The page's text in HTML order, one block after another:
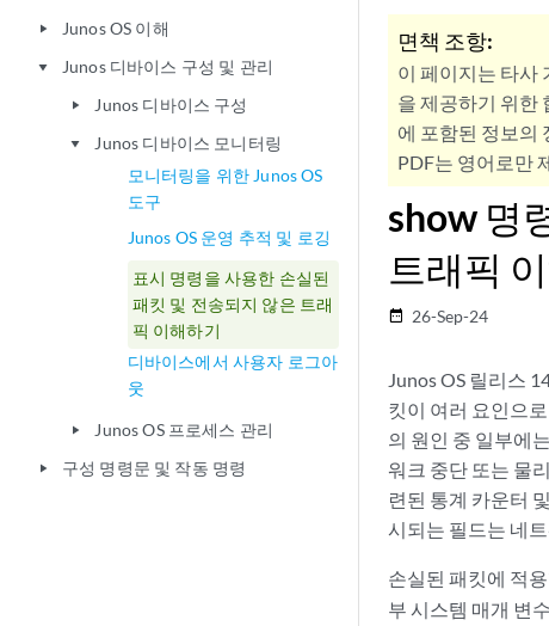
play_arrow Junos OS 이해
play_arrow Junos 디바이스 구성 및 관리
play_arrow Junos 디바이스 구성
play_arrow
Junos 디바이스 모니터링
모니터링을 위한 Junos OS
도구
Junos OS 운영 추적 및 로깅
표시 명령을 사용한 손실된
패킷 및 전송되지 않은 트래
픽 이해하기
디바이스에서 사용자 로그아
웃
play_arrow Junos OS 프로세스 관리
play_arrow 구성 명령문 및 작동 명령
면책 조항:
이 페이지는 타사
을 제공하기 위한
에 포함된 정보의
PDF는 영어로만
show 명
트래픽
date_range 26-Sep-24
Junos OS 릴리스
킷이 여러 요인으
의 원인 중 일부에
워크 중단 또는 물
련된 통계 카운터
시되는 필드는 네
손실된 패킷에 적
부 시스템 매개 변